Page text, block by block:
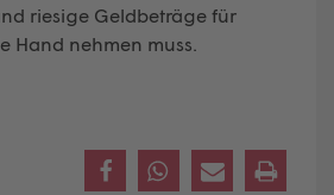
riesige Geldbeträge für
Hand nehmen muss.